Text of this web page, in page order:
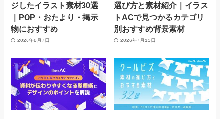
ジしたイラスト素材30選
｜POP・おたより・掲示
物におすすめ
2026年8月7日
選び方と素材紹介｜イラス
トACで見つかるカテゴリ
別おすすめ背景素材
2026年7月13日